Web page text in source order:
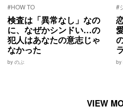
#HOW TO
検査は「異常なし」なの
に、なぜかシンドい…の
犯人はあなたの意志じゃ
なかった
by のぶ
#
by
VIEW